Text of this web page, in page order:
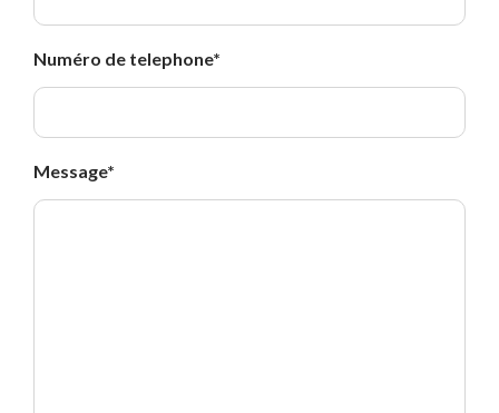
Numéro de telephone*
Message*